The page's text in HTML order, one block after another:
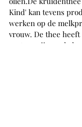
Kind' kan tevens
werken op de
vrouw. De thee
zoete , anijs-venkel